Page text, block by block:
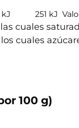
251 kJ
cuales
cuales
100 g)